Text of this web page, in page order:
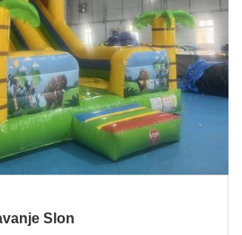
Slon